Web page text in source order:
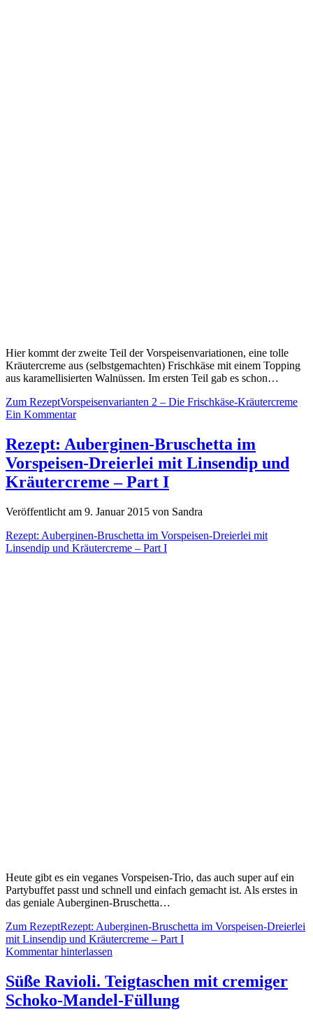
Hier kommt der zweite Teil der Vorspeisenvariationen, eine tolle
Kräutercreme aus (selbstgemachten) Frischkäse mit einem Topping
aus karamellisierten Walnüssen. Im ersten Teil gab es schon…
Zum RezeptVorspeisenvarianten 2 – Die Frischkäse-Kräutercreme
Ein Kommentar
Rezept: Auberginen-Bruschetta im
Vorspeisen-Dreierlei mit Linsendip und
Kräutercreme – Part I
Veröffentlicht am 9. Januar 2015 von Sandra
Rezept: Auberginen-Bruschetta im Vorspeisen-Dreierlei mit
Linsendip und Kräutercreme – Part I
Heute gibt es ein veganes Vorspeisen-Trio, das auch super auf ein
Partybuffet passt und schnell und einfach gemacht ist. Als erstes in
das geniale Auberginen-Bruschetta…
Zum RezeptRezept: Auberginen-Bruschetta im Vorspeisen-Dreierlei
mit Linsendip und Kräutercreme – Part I
Kommentar hinterlassen
Süße Ravioli. Teigtaschen mit cremiger
Schoko-Mandel-Füllung